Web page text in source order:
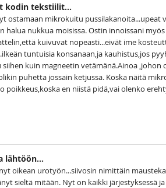
kodin tekstiilit...
ostamaan mikrokuitu pussilakanoita...upeat
halua nukkua moisissa. Ostin innoissani
kuivuvat nopeasti...eivät ime
tuntuisia konsanaan,ja kauhistus,jos
kuin magneetin vetämänä.Ainoa ,johon
puhetta jossain ketjussa. Koska näitä
poikkeus,koska en niistä pidä,vai olenko
lähtöön...
oikean urotyön...siivosin nimittäin
sieltä mitään. Nyt on kaikki järjestyksessä